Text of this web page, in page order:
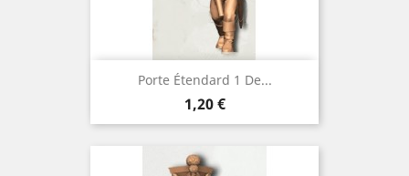
Porte Étendard 1 De...
Prix
1,20 €